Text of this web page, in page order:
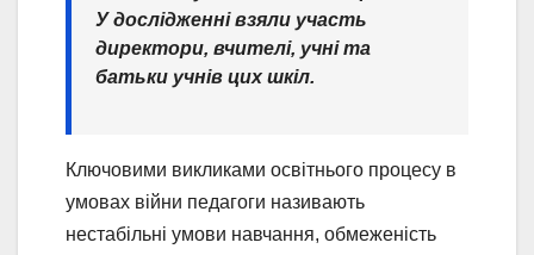
У дослідженні взяли участь
директори, вчителі, учні та
батьки учнів цих шкіл.
Ключовими викликами освітнього процесу в
умовах війни педагоги називають
нестабільні умови навчання, обмеженість